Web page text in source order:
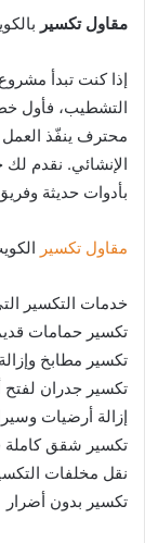
مقاول تكسير
إذا كنت تبدأ
التشطيب، فأول
محترف ينفّذ العمل
الإنشائي. نقدم
بأدوات حديثة
مقاول تكسير
خدمات التكسير
تكسير حمامات
تكسير مطابخ
تكسير جدران
إزالة أرضيات
تكسير شقق
نقل مخلفات
تكسير بدون أضرار